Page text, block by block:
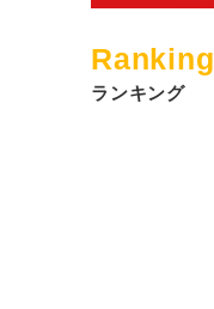
Ranking
ランキング